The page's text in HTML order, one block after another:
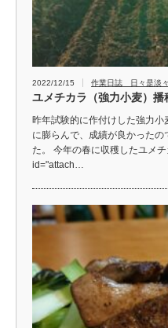
2022/12/15 作業日誌 日々是淡
ユメチカラ（強力小麦）
昨年試験的に作付けした強力
に膨らんで、成績が良かった
た。 今年の春に収穫したユメ
id="attach…